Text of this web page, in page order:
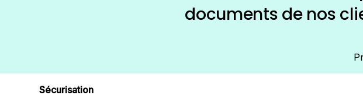
documents de nos
l’extraction et la
Sécurisation